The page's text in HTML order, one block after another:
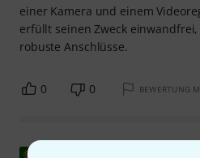
einer Kamera und einem
erfüllt seinen Zweck
robuste Anschlüsse.
0 0 BEWERTUNG